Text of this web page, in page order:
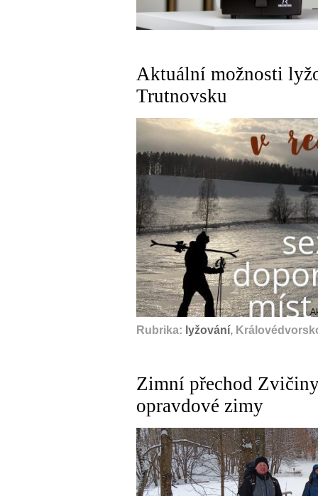
Aktuální možnosti
Trutnovsku
Rubrika: lyžování,
Zimní přechod
opravdové zimy